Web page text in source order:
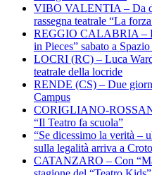
VIBO VALENTIA – Da
rassegna teatrale “La
REGGIO CALABRIA –
in Pieces” sabato a
LOCRI (RC) – Luca
teatrale della locride
RENDE (CS) – Due
Campus
CORIGLIANO-
“Il Teatro fa scuola”
“Se dicessimo la verità –
sulla legalità arriva a
CATANZARO – Con